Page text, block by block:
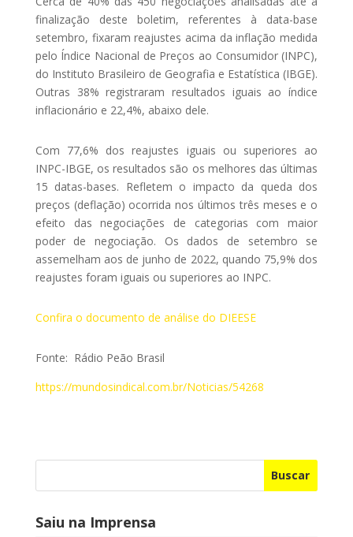
finalização deste boletim, referentes à data-base
setembro, fixaram reajustes acima da inflação medida
pelo Índice Nacional de Preços ao Consumidor (INPC),
do Instituto Brasileiro de Geografia e Estatística (IBGE).
Outras 38% registraram resultados iguais ao índice
inflacionário e 22,4%, abaixo dele.
Com 77,6% dos reajustes iguais ou superiores ao
INPC-IBGE, os resultados são os melhores das últimas
15 datas-bases. Refletem o impacto da queda dos
preços (deflação) ocorrida nos últimos três meses e o
efeito das negociações de categorias com maior
poder de negociação. Os dados de setembro se
assemelham aos de junho de 2022, quando 75,9% dos
reajustes foram iguais ou superiores ao INPC.
Confira o documento de análise do DIEESE
Fonte: Rádio Peão Brasil
https://mundosindical.com.br/Noticias/54268
Buscar
Saiu na Imprensa